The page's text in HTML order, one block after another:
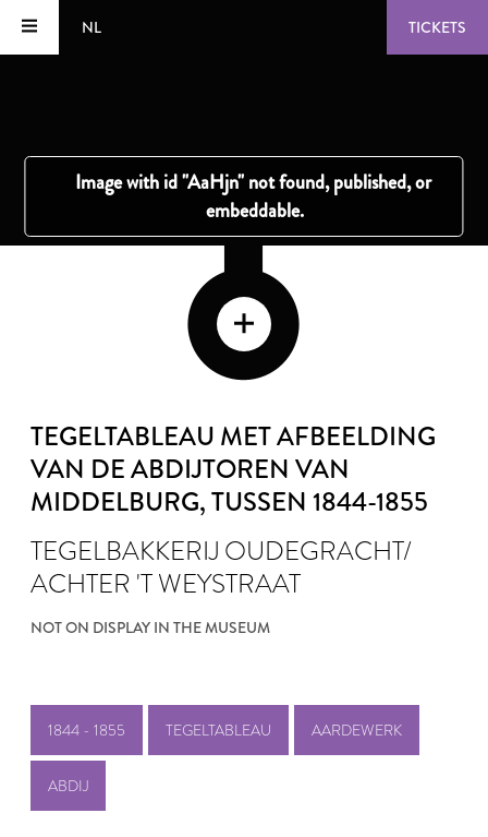
NL TICKETS
TEGELTABLEAU MET AFBEELDING
VAN DE ABDIJTOREN VAN
MIDDELBURG, TUSSEN 1844-1855
TEGELBAKKERIJ OUDEGRACHT/
ACHTER 'T WEYSTRAAT
NOT ON DISPLAY IN THE MUSEUM
1844 - 1855 TEGELTABLEAU AARDEWERK
ABDIJ